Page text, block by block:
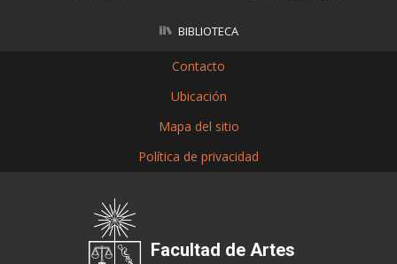
BIBLIOTECA
Contacto
Ubicación
Mapa del sitio
Política de privacidad
Facultad de Artes